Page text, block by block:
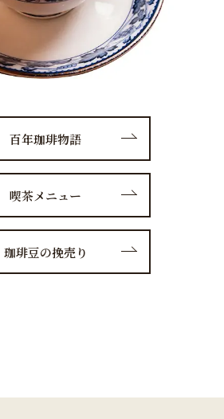
百年珈琲物語
喫茶メニュー
珈琲豆の挽売り